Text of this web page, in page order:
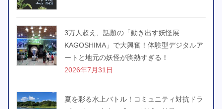
3万人超え、話題の「動き出す妖怪展
KAGOSHIMA」で大興奮！体験型デジタルア
ートと地元の妖怪が胸熱すぎる！
2026年7月31日
夏を彩る水上バトル！コミュニティ対抗ドラ